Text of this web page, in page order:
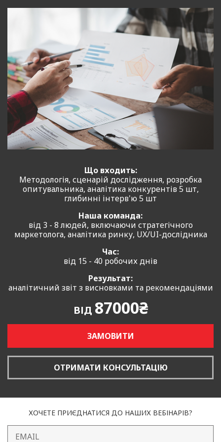
Після розробки рішень ми допомагаємо вам впровадити їх у ваш
бізнес. Це може включати організаційні зміни, впровадження нових
технологій або процесів та навчання персоналу.
Завершальний етап – це моніторинг результатів впроваджених змін та
оцінка їх ефективності. Ми проводимо регулярні перевірки та надаємо
звіти про досягнуті результати, щоб забезпечити постійне покращення
вашого бізнесу.
Бізнес-аналітика –це важлива частина бізнес аналізу, яка включає
використання різних інструментів і методів для аналізу даних та
підтримки прийняття рішень. Ми використовуємо сучасні технології та
програмне забезпечення для збору, обробки та аналізу даних. Це
дозволяє нам надавати точну та своєчасну інформацію, яка є
основою для ефективного прийняття рішень.
Бізнес-аналітик грає ключову роль у управлінні проєктами, коли
постає вимога у якісному контролі business процесів проєкта. Він
рішень, які сприятимуть досягненню цілей проєкту.
Бізнес аналізнадає інформацію та інструменти, що допомагають
менеджерам приймати обґрунтовані рішення. Це включає аналіз
фінансових показників, вивчення ринкових трендів, оцінку
ефективності бізнес-процесів та прогнозування майбутніх результатів.
Завдяки цьому менеджери можуть розробляти стратегії, що
сприятимуть досягненню довгострокових цілей компанії.
Що входить:
Методологія, сценарій дослідження, розробка
опитувальника, аналітика конкурентів 5 шт,
глибинні інтерв'ю 5 шт
Наша команда:
від 3 - 8 людей, включаючи стратегічного
маркетолога, аналітика ринку, UX/UI-дослідника
Час:
від 15 - 40 робочих днів
Результат:
аналітичний звіт з висновками та рекомендаціями
ВІД 87000₴
ЗАМОВИТИ
ОТРИМАТИ КОНСУЛЬТАЦІЮ
ХОЧЕТЕ ПРИЄДНАТИСЯ ДО НАШИХ ВЕБІНАРІВ?